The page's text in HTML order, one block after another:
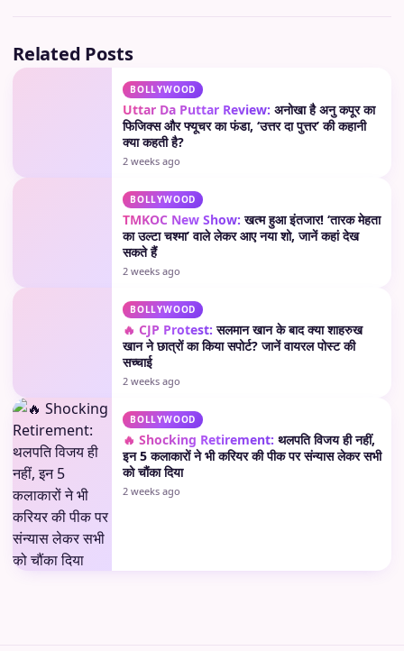
Related Posts
BOLLYWOOD
Uttar Da Puttar Review: अनोखा है अनु कपूर का
फिजिक्स और फ्यूचर का फंडा, ‘उत्तर दा पुत्तर’ की कहानी
क्या कहती है?
2 weeks ago
BOLLYWOOD
TMKOC New Show: खत्म हुआ इंतजार! ‘तारक मेहता
का उल्टा चश्मा’ वाले लेकर आए नया शो, जानें कहां देख
सकते हैं
2 weeks ago
BOLLYWOOD
🔥 CJP Protest: सलमान खान के बाद क्या शाहरुख
खान ने छात्रों का किया सपोर्ट? जानें वायरल पोस्ट की
सच्चाई
2 weeks ago
BOLLYWOOD
🔥 Shocking Retirement: थलपति विजय ही नहीं,
इन 5 कलाकारों ने भी करियर की पीक पर संन्यास लेकर सभी
को चौंका दिया
2 weeks ago